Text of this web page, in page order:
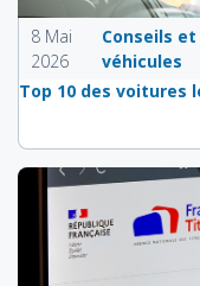
8 Mai
2026
Conseils
véhicules
Top 10 des voitures